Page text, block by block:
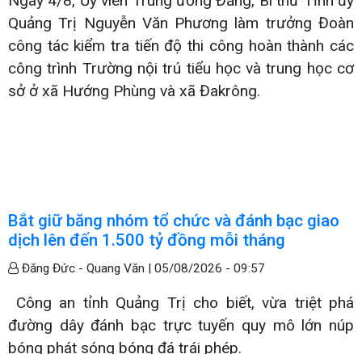
Quảng Trị Nguyễn Văn Phương làm trưởng Đoàn
công tác kiểm tra tiến độ thi công hoàn thành các
công trình Trường nội trú tiểu học và trung học cơ
sở ở xã Hướng Phùng và xã Đakrông.
Bắt giữ băng nhóm tổ chức và đánh bạc giao
dịch lên đến 1.500 tỷ đồng mỗi tháng
Đăng Đức - Quang Văn | 05/08/2026 - 09:57
Công an tỉnh Quảng Trị cho biết, vừa triệt phá
đường dây đánh bạc trực tuyến quy mô lớn núp
bóng phát sóng bóng đá trái phép.